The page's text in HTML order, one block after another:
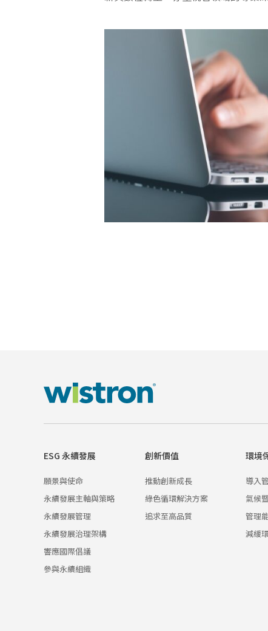
ESG 永續發展
願景與使命
永續發展主軸與策略
永續發展管理
永續發展治理架構
響應國際倡議
參與永續組織
創新價值
推動創新成長
綠色循環解決方案
追求至高品質
環境
導入
氣候
管理
減緩